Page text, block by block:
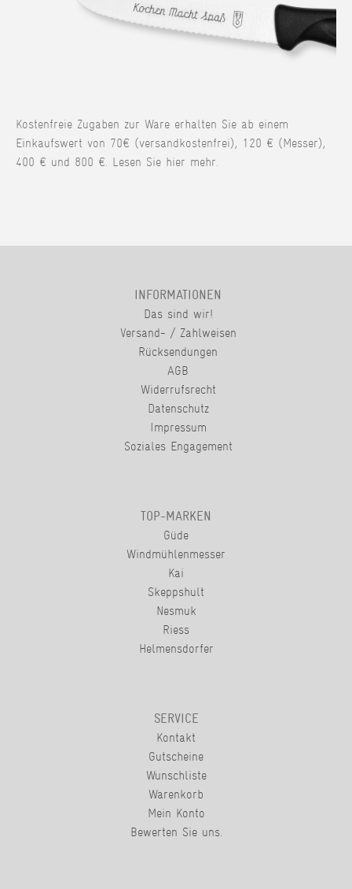
Kostenfreie Zugaben zur Ware erhalten Sie ab einem
Einkaufswert von 70€ (versandkostenfrei), 120 € (Messer),
400 € und 800 €. Lesen Sie hier mehr.
INFORMATIONEN
Das sind wir!
Versand- / Zahlweisen
Rücksendungen
AGB
Widerrufsrecht
Datenschutz
Impressum
Soziales Engagement
TOP-MARKEN
Güde
Windmühlenmesser
Kai
Skeppshult
Nesmuk
Riess
Helmensdorfer
SERVICE
Kontakt
Gutscheine
Wunschliste
Warenkorb
Mein Konto
Bewerten Sie uns.